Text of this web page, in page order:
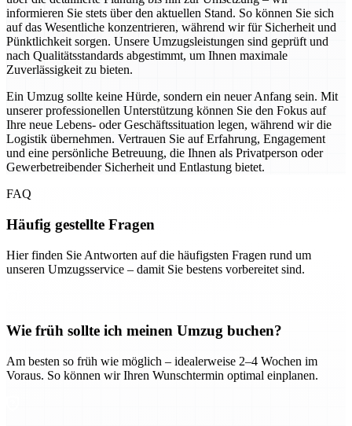
informieren Sie stets über den aktuellen Stand. So können Sie sich
auf das Wesentliche konzentrieren, während wir für Sicherheit und
Pünktlichkeit sorgen. Unsere Umzugsleistungen sind geprüft und
nach Qualitätsstandards abgestimmt, um Ihnen maximale
Zuverlässigkeit zu bieten.
Ein Umzug sollte keine Hürde, sondern ein neuer Anfang sein. Mit
unserer professionellen Unterstützung können Sie den Fokus auf
Ihre neue Lebens- oder Geschäftssituation legen, während wir die
Logistik übernehmen. Vertrauen Sie auf Erfahrung, Engagement
und eine persönliche Betreuung, die Ihnen als Privatperson oder
Gewerbetreibender Sicherheit und Entlastung bietet.
FAQ
Häufig gestellte Fragen
Hier finden Sie Antworten auf die häufigsten Fragen rund um
unseren Umzugsservice – damit Sie bestens vorbereitet sind.
Wie früh sollte ich meinen Umzug buchen?
Am besten so früh wie möglich – idealerweise 2–4 Wochen im
Voraus. So können wir Ihren Wunschtermin optimal einplanen.